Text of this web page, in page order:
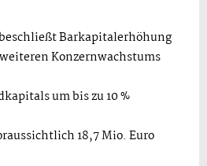
Barkapitalerhöhung
Konzernwachstums
um bis zu 10 %
18,7 Mio. Euro